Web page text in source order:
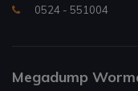
0524 - 551004
Megadump